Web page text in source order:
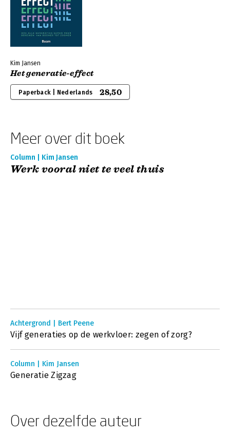
Kim Jansen
Het generatie-effect
Paperback | Nederlands 28,50
Meer over dit boek
Column | Kim Jansen
Werk vooral niet te veel thuis
Achtergrond | Bert Peene
Vijf generaties op de werkvloer: zegen of zorg?
Column | Kim Jansen
Generatie Zigzag
Over dezelfde auteur